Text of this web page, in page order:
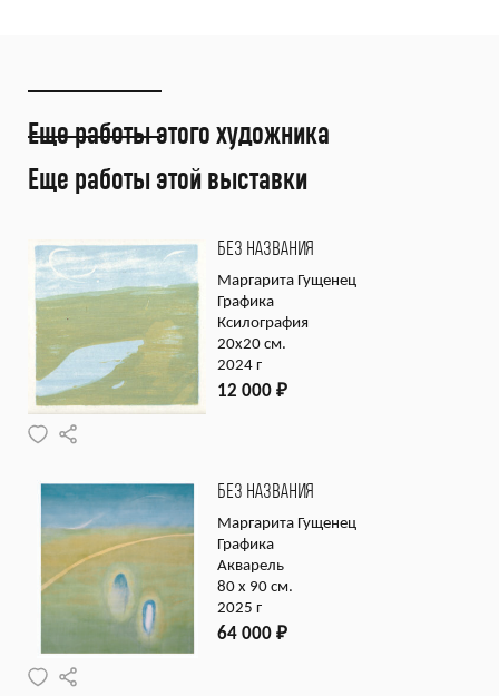
Еще работы этого художника
Еще работы этой выставки
БЕЗ НАЗВАНИЯ
Маргарита Гущенец
Графика
Ксилография
20х20 см.
2024 г
12 000 ₽
БЕЗ НАЗВАНИЯ
Маргарита Гущенец
Графика
Акварель
80 х 90 см.
2025 г
64 000 ₽